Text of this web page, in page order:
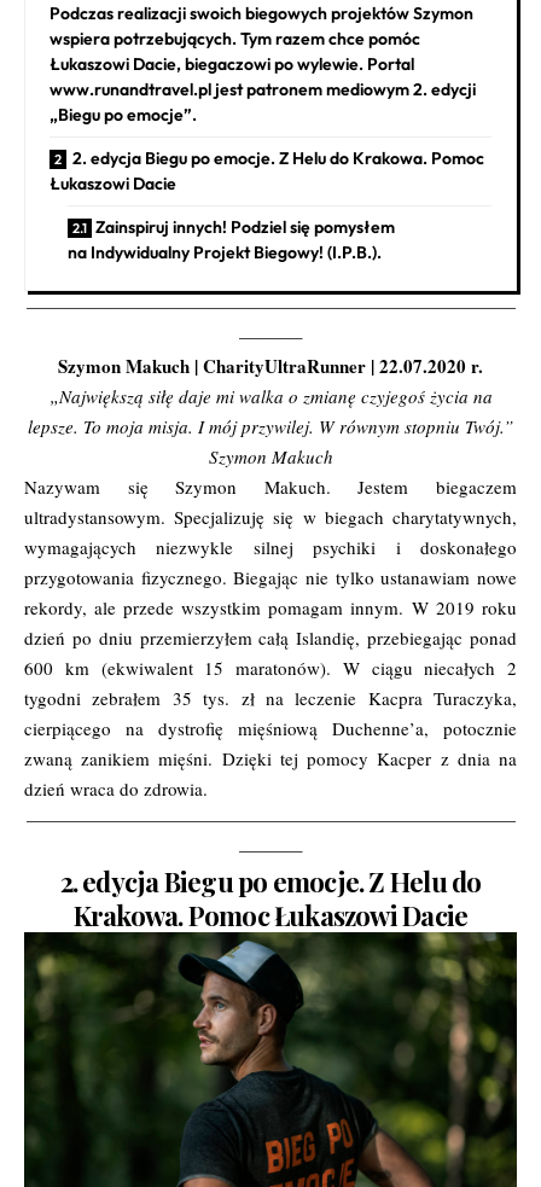
Podczas realizacji swoich biegowych projektów Szymon
wspiera potrzebujących. Tym razem chce pomóc
Łukaszowi Dacie, biegaczowi po wylewie. Portal
www.runandtravel.pl jest patronem mediowym 2. edycji
„Biegu po emocje”.
2. edycja Biegu po emocje. Z Helu do Krakowa. Pomoc
Łukaszowi Dacie
Zainspiruj innych! Podziel się pomysłem
na Indywidualny Projekt Biegowy! (I.P.B.).
———————————————————————————
———–
Szymon Makuch |CharityUltraRunner | 22.07.2020 r.
„Największą siłę daje mi walka o zmianę czyjegoś życia na
lepsze. To moja misja. I mój przywilej. W równym stopniu Twój.”
Szymon Makuch
Nazywam się Szymon Makuch. Jestem biegaczem
ultradystansowym. Specjalizuję się w biegach charytatywnych,
wymagających niezwykle silnej psychiki i doskonałego
przygotowania fizycznego. Biegając nie tylko ustanawiam nowe
rekordy, ale przede wszystkim pomagam innym. W 2019 roku
dzień po dniu przemierzyłem całą Islandię, przebiegając ponad
600 km (ekwiwalent 15 maratonów). W ciągu niecałych 2
tygodni zebrałem 35 tys. zł na leczenie Kacpra Turaczyka,
cierpiącego na dystrofię mięśniową Duchenne’a, potocznie
zwaną zanikiem mięśni. Dzięki tej pomocy Kacper z dnia na
dzień wraca do zdrowia.
———————————————————————————
———–
2. edycja Biegu po emocje. Z Helu do
Krakowa. Pomoc Łukaszowi Dacie